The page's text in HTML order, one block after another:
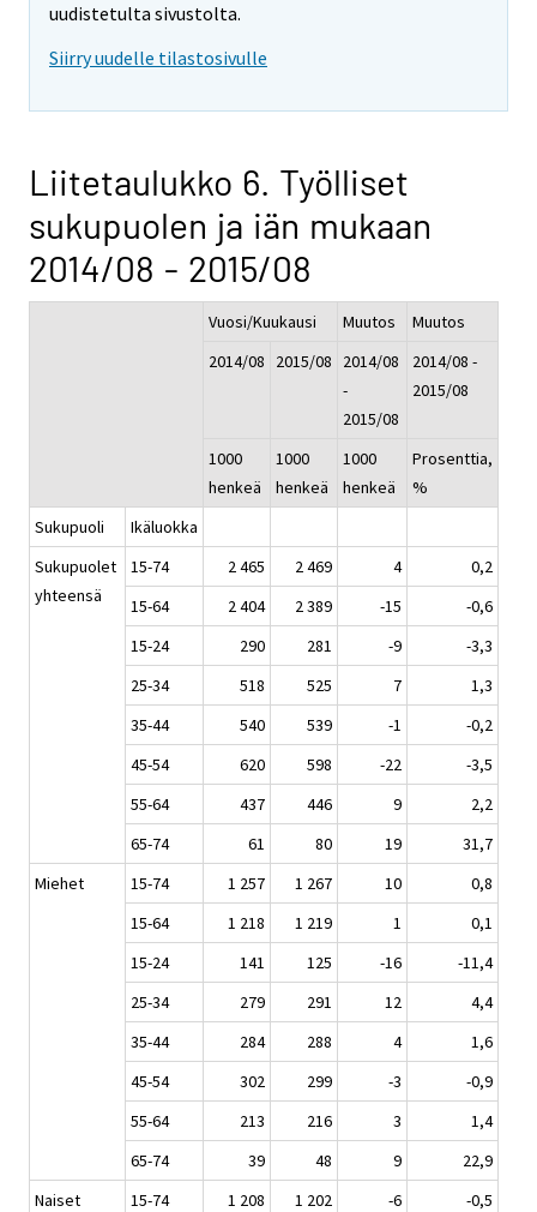
uudistetulta sivustolta.
Siirry uudelle tilastosivulle
Liitetaulukko 6. Työlliset
sukupuolen ja iän mukaan
2014/08 - 2015/08
Vuosi/Kuukausi Muutos
Muutos
2014/08
2015/08
2014/08
-
2015/08
2014/08 -
2015/08
1000
henkeä
1000
henkeä
1000
henkeä
Prosenttia,
%
Sukupuoli
Ikäluokka
Sukupuolet
yhteensä
15-74 2 465 2 469 4
0,2
15-64
2 404 2 389 -15
-0,6
15-24
290 281 -9
-3,3
25-34
518 525 7
1,3
35-44
540 539 -1
-0,2
45-54
620 598 -22
-3,5
55-64
437 446 9
2,2
65-74
61 80 19
31,7
Miehet
15-74 1 257 1 267 10
0,8
15-64
1 218 1 219 1
0,1
15-24
141 125 -16
-11,4
25-34
279 291 12
4,4
35-44
284 288 4
1,6
45-54
302 299 -3
-0,9
55-64
213 216 3
1,4
65-74
39 48 9
22,9
Naiset
15-74 1 208 1 202 -6
-0,5